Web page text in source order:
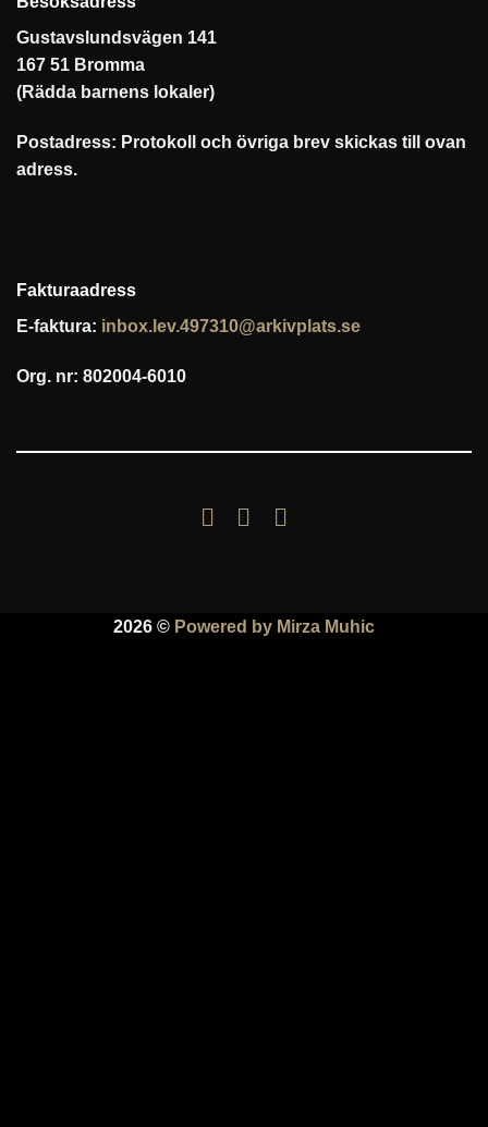
Gustavslundsvägen 141
167 51 Bromma
(Rädda barnens lokaler)
Postadress: Protokoll och övriga brev skickas till ovan
adress.
Fakturaadress
E-faktura: inbox.lev.497310@arkivplats.se
Org. nr: 802004-6010
2026 © Powered by Mirza Muhic